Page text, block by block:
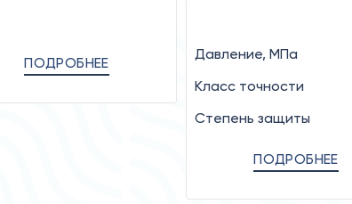
ПОДРОБНЕЕ
Давление, MПa
Класс точности
Степень защиты
ПОДРОБНЕЕ